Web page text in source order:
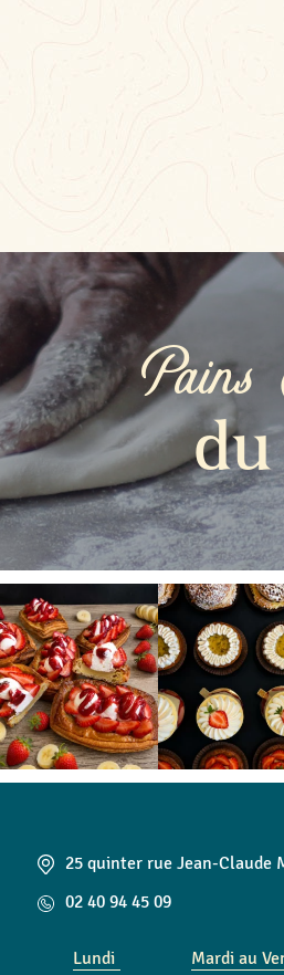
25 quinter rue Jean-Claude
02 40 94 45 09
Lundi Mardi au